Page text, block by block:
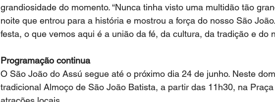
grandiosidade do momento. “Nunca tinha visto uma multidão tão
noite que entrou para a história e mostrou a força do nosso São
festa, o que vemos aqui é a união da fé, da cultura, da tradição e do
Programação continua
O São João do Assú segue até o próximo dia 24 de junho. Neste
tradicional Almoço de São João Batista, a partir das 11h30, na